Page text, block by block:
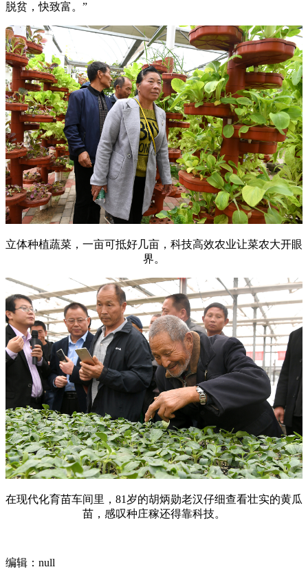
脱贫，快致富。”
立体种植蔬菜，一亩可抵好几亩，科技高效农业让菜农大开眼
界。
在现代化育苗车间里，81岁的胡炳勋老汉仔细查看壮实的黄瓜
苗，感叹种庄稼还得靠科技。
编辑：null